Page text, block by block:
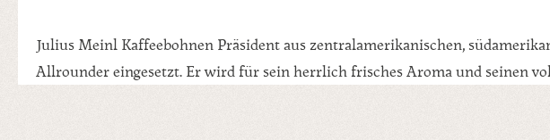
Julius Meinl Kaffeebohnen Präsident aus zentralamerikanischen,
Allrounder eingesetzt. Er wird für sein herrlich frisches Aroma und seinen